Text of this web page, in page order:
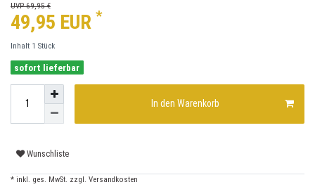
UVP 69,95 €
49,95 EUR *
Inhalt 1 Stück
sofort lieferbar
In den Warenkorb
Wunschliste
* inkl. ges. MwSt. zzgl. Versandkosten